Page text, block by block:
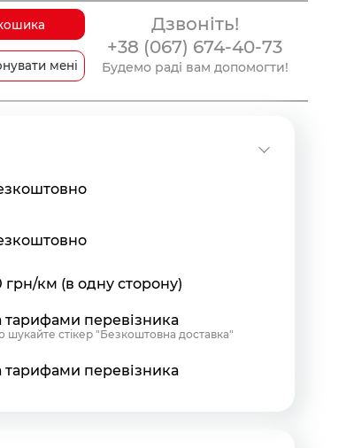
мені
Дзвоніть!
+38 (067) 674-40-73
Будемо раді вам допомогти!
грн/км (в одну сторону)
тарифами перевізника
шукайте стікер "Безкоштовна доставка"
тарифами перевізника